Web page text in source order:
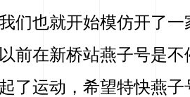
们也就开始模仿开了
前在新桥站燕子号是
了运动，希望特快燕